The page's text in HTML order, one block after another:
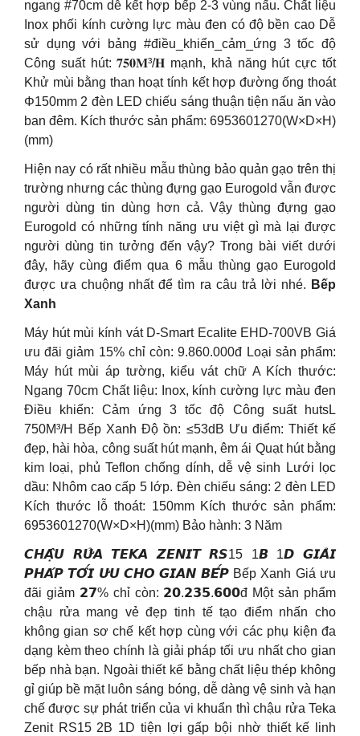
ngang #70cm dễ kết hợp bếp 2-3 vùng nấu. Chất liệu
Inox phối kính cường lực màu đen có độ bền cao Dễ
sử dụng với bảng #điều_khiển_cảm_ứng 3 tốc độ
Công suất hút: 𝟕𝟓𝟎𝐌³/𝐇 mạnh, khả năng hút cực tốt
Khử mùi bằng than hoạt tính kết hợp đường ống thoát
Φ150mm 2 đèn LED chiếu sáng thuận tiện nấu ăn vào
ban đêm. Kích thước sản phẩm: 6953601270(W×D×H)
(mm)
Hiện nay có rất nhiều mẫu thùng bảo quản gạo trên thị
trường nhưng các thùng đựng gạo Eurogold vẫn được
người dùng tin dùng hơn cả. Vậy thùng đựng gạo
Eurogold có những tính năng ưu việt gì mà lại được
người dùng tin tưởng đến vậy? Trong bài viết dưới
đây, hãy cùng điểm qua 6 mẫu thùng gạo Eurogold
được ưa chuộng nhất để tìm ra câu trả lời nhé. Bếp
Xanh
Máy hút mùi kính vát D-Smart Ecalite EHD-700VB Giá
ưu đãi giảm 15% chỉ còn: 9.860.000đ Loại sản phẩm:
Máy hút mùi áp tường, kiểu vát chữ A Kích thước:
Ngang 70cm Chất liệu: Inox, kính cường lực màu đen
Điều khiển: Cảm ứng 3 tốc độ Công suất hutsL
750M³/H Bếp Xanh Độ ồn: ≤53dB Ưu điểm: Thiết kế
đẹp, hài hòa, công suất hút mạnh, êm ái Quạt hút bằng
kim loại, phủ Teflon chống dính, dễ vệ sinh Lưới lọc
dầu: Nhôm cao cấp 5 lớp. Đèn chiếu sáng: 2 đèn LED
Kích thước lỗ thoát: 150mm Kích thước sản phẩm:
6953601270(W×D×H)(mm) Bảo hành: 3 Năm
𝘾𝙃𝘼̣̂𝙐 𝙍𝙐̛̉𝘼 𝙏𝙀𝙆𝘼 𝙕𝙀𝙉𝙄𝙏 𝙍𝙎15 1𝘽 1𝘿 𝙂𝙄𝘼̉𝙄
𝙋𝙃𝘼́𝙋 𝙏𝙊̂́𝙄 𝙐̛𝙐 𝘾𝙃𝙊 𝙂𝙄𝘼𝙉 𝘽𝙀̂́𝙋 Bếp Xanh Giá ưu
đãi giảm 𝟮𝟳% chỉ còn: 𝟮𝟬.𝟮𝟯𝟱.𝟲𝟬𝟬đ Một sản phẩm
chậu rửa mang vẻ đẹp tinh tế tạo điểm nhấn cho
không gian sơ chế kết hợp cùng với các phụ kiện đa
dạng kèm theo chính là giải pháp tối ưu nhất cho gian
bếp nhà bạn. Ngoài thiết kế bằng chất liệu thép không
gỉ giúp bề mặt luôn sáng bóng, dễ dàng vệ sinh và hạn
chế được sự phát triển của vi khuẩn thì chậu rửa Teka
Zenit RS15 2B 1D tiện lợi gấp bội nhờ thiết kế linh